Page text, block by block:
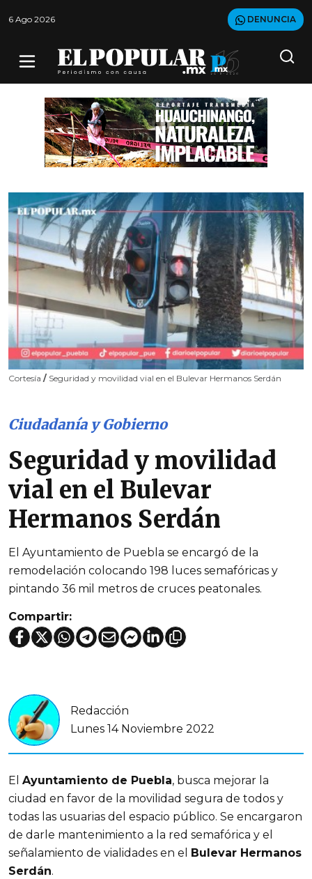
6 Ago 2026 DENUNCIA
Cortesía / Seguridad y movilidad vial en el Bulevar Hermanos Serdán
Ciudadanía y Gobierno
Seguridad y movilidad
vial en el Bulevar
Hermanos Serdán
El Ayuntamiento de Puebla se encargó de la
remodelación colocando 198 luces semafóricas y
pintando 36 mil metros de cruces peatonales.
Compartir:
Redacción
Lunes 14 Noviembre 2022
El Ayuntamiento de Puebla, busca mejorar la
ciudad en favor de la movilidad segura de todos y
todas las usuarias del espacio público. Se encargaron
de darle mantenimiento a la red semafórica y el
señalamiento de vialidades en el
Bulevar Hermanos
Serdán.